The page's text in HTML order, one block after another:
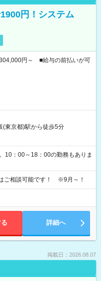
円！システム
円～ ■給与の前払いが可
(東京都)駅から徒歩5分
：00～18：00の勤務もありま
相談可能です！ ※9月～！
詳細へ
掲載日：2026.08.07